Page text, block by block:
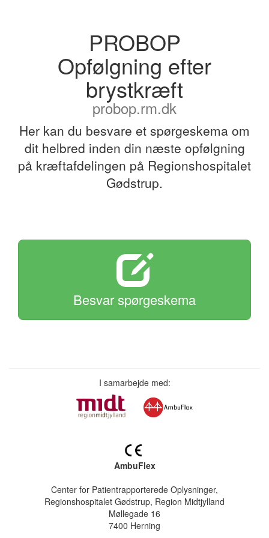
PROBOP
Opfølgning efter
brystkræft
probop.rm.dk
Her kan du besvare et spørgeskema om
dit helbred inden din næste opfølgning
på kræftafdelingen på Regionshospitalet
Gødstrup.
Besvar spørgeskema
I samarbejde med:
AmbuFlex
Center for Patientrapporterede Oplysninger,
Regionshospitalet Gødstrup, Region Midtjylland
Møllegade 16
7400 Herning